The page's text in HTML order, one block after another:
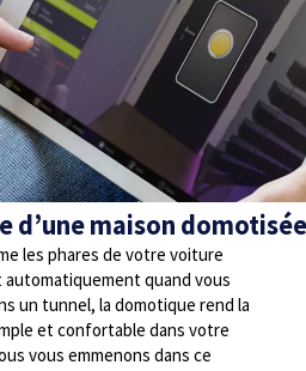
d’une maison domotisée
les phares de votre voiture
automatiquement quand vous
un tunnel, la domotique rend la
et confortable dans votre
vous emmenons dans ce